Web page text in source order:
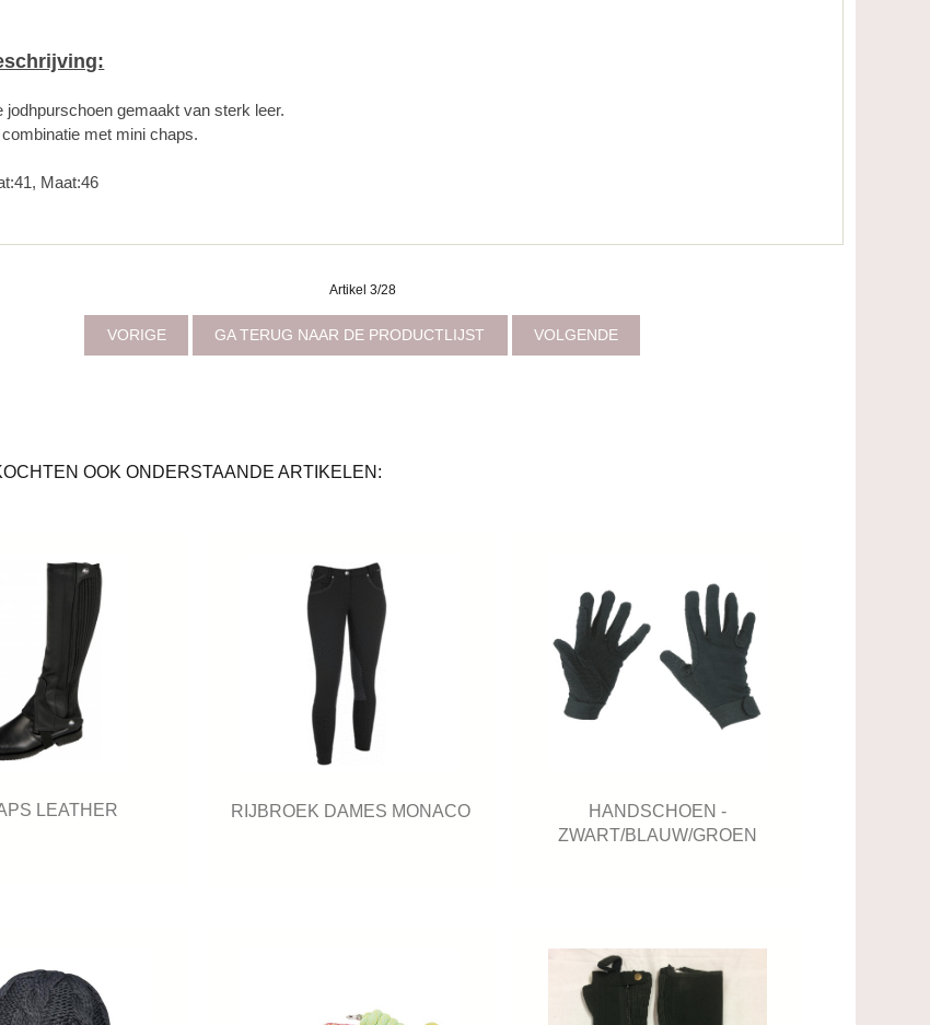
jodhpurschoen gemaakt van sterk leer.
met mini chaps.
Maat:46
Artikel 3/28
VORIGE GA TERUG NAAR DE PRODUCTLIJST VOLGENDE
OOK ONDERSTAANDE ARTIKELEN:
LEATHER RIJBROEK DAMES MONACO
HANDSCHOEN -
ZWART/BLAUW/GROEN